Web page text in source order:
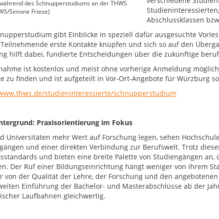
des Schnupperstudiums an der THWS
Simone Friese)
Abschlussklassen
gibt Einblicke in speziell dafür ausgesuchte
erste Kontakte knüpfen und sich so auf den
hilft dabei, fundierte Entscheidungen über die zukünftige
ist kostenlos und meist ohne vorherige Anmeldung
zu finden und ist aufgeteilt in Vor-Ort-Angebote für Würzburg
studieninteressierte/schnupperstudium
Praxisorientierung im Fokus
Universitäten mehr Wert auf Forschung legen, sehen
und einer direkten Verbindung zur Berufswelt. Trotz
und bieten eine breite Palette von Studiengängen
Der Ruf einer Bildungseinrichtung hängt weniger von ihrem
von der Qualität der Lehre, der Forschung und den
Einführung der Bachelor- und Masterabschlüsse ab der
Laufbahnen gleichwertig.